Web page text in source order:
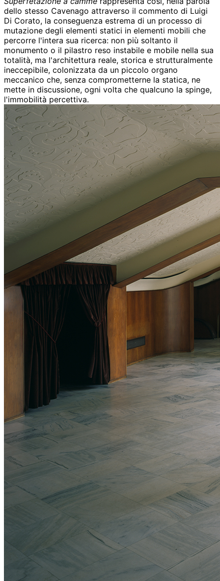
dello stesso Cavenago attraverso il commento di Luigi
Di Corato, la conseguenza estrema di un processo di
mutazione degli elementi statici in elementi mobili che
percorre l'intera sua ricerca: non più soltanto il
monumento o il pilastro reso instabile e mobile nella sua
totalità, ma l'architettura reale, storica e strutturalmente
ineccepibile, colonizzata da un piccolo organo
meccanico che, senza comprometterne la statica, ne
mette in discussione, ogni volta che qualcuno la spinge,
l'immobilità percettiva.